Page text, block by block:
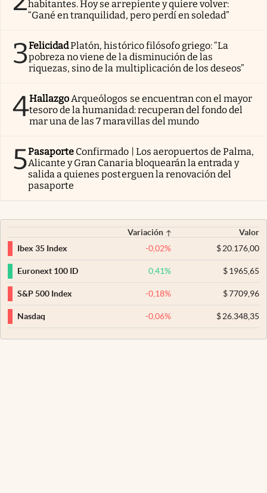
habitantes. Hoy se arrepiente y quiere volver:
“Gané en tranquilidad, pero perdí en soledad”
3FelicidadPlatón, histórico filósofo griego: “La
pobreza no viene de la disminución de las
riquezas, sino de la multiplicación de los deseos”
4Hallazgo Arqueólogos se encuentran con el mayor
tesoro de la humanidad: recuperan del fondo del
mar una de las 7 maravillas del mundo
5Pasaporte Confirmado | Los aeropuertos de Palma,
Alicante y Gran Canaria bloquearán la entrada y
salida a quienes posterguen la renovación del
pasaporte
Variación
Valor
Ibex 35 Index
-0,02% $20.176,00
Euronext 100 ID 0,41% $1965,65
S&P 500 Index -0,18% $7709,96
Nasdaq -0,06% $26.348,35